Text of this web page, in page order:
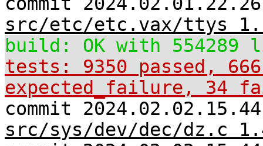
src/etc/etc.vax/ttys
build: OK with 554289
tests: 9350 passed,
expected_failure, 34
commit
src/sys/dev/dec/dz.c